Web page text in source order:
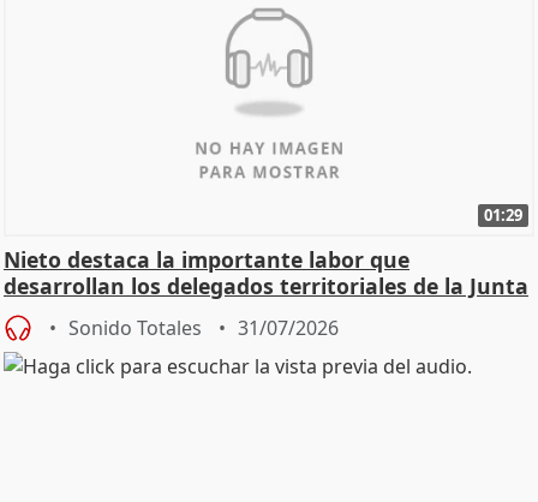
01:29
Nieto destaca la importante labor que
desarrollan los delegados territoriales de la Junta
Sonido Totales 31/07/2026